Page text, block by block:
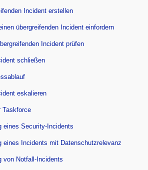
Incident erstellen
übergreifenden Incident einfordern
Incident prüfen
schließen
eskalieren
Taskforce
eines Security-Incidents
eines Incidents mit Datenschutzrelevanz
von Notfall-Incidents